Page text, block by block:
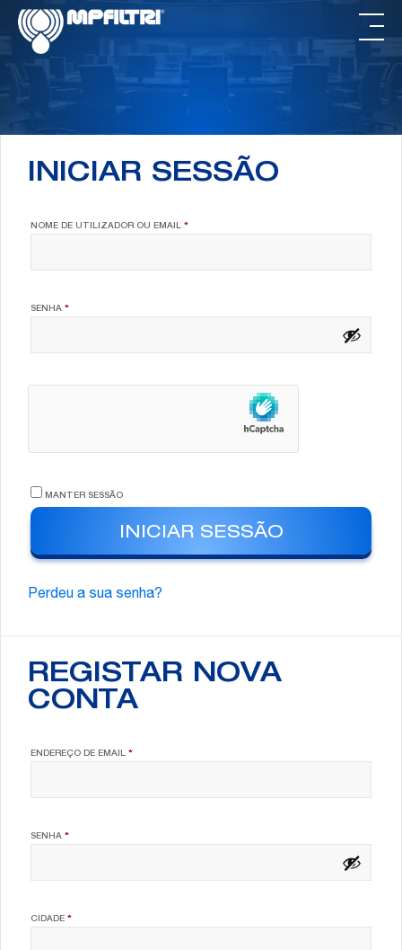
Skip
Saltar
para
INICIAR SESSÃO
NOME DE UTILIZADOR OU EMAIL *OBRIGATÓRIO
SENHA *OBRIGATÓRIO
MANTER SESSÃO
INICIAR SESSÃO
Perdeu a sua senha?
REGISTAR NOVA
CONTA
ENDEREÇO DE EMAIL *OBRIGATÓRIO
SENHA *OBRIGATÓRIO
CIDADE *